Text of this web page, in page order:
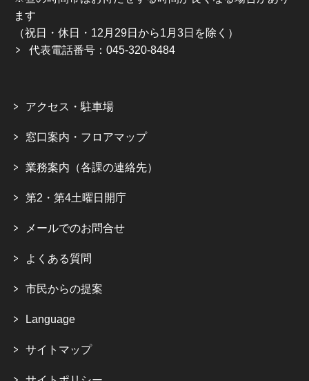
ます
（祝日・休日・12月29日から1月3日を除く）
代表電話番号：045-320-8484
アクセス・駐車場
窓口案内・フロアマップ
業務案内（各課の連絡先）
第2・第4土曜日開庁
メールでのお問合せ
よくある質問
市民からの提案
Language
サイトマップ